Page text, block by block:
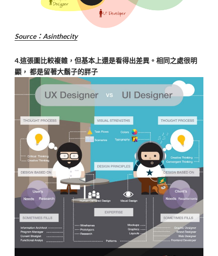
Source：Asinthecity
4.這張圖比較複雜，但基本上還是看得出差異。相同之處很明
顯， 都是留著大鬍子的胖子